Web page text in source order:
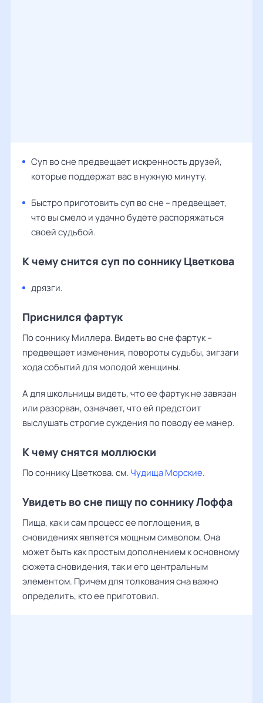
Суп во сне предвещает искренность друзей,
которые поддержат вас в нужную минуту.
Быстро приготовить суп во сне – предвещает,
что вы смело и удачно будете распоряжаться
своей судьбой.
К чему снится суп по соннику Цветкова
дрязги.
Приснился фартук
По соннику Миллера. Видеть во сне фартук –
предвещает изменения, повороты судьбы, зигзаги
хода событий для молодой женщины.
А для школьницы видеть, что ее фартук не завязан
или разорван, означает, что ей предстоит
выслушать строгие суждения по поводу ее манер.
К чему снятся моллюски
По соннику Цветкова. см. Чудища Морские.
Увидеть во сне пищу по соннику Лоффа
Пища, как и сам процесс ее поглощения, в
сновидениях является мощным символом. Она
может быть как простым дополнением к основному
сюжета сновидения, так и его центральным
элементом. Причем для толкования сна важно
определить, кто ее приготовил.